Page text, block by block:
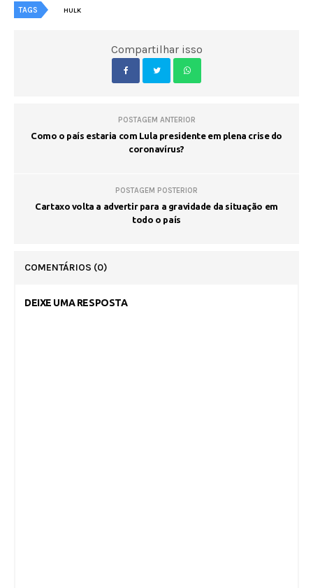
TAGS HULK
Compartilhar isso
POSTAGEM ANTERIOR
Como o país estaria com Lula presidente em plena crise do
coronavírus?
POSTAGEM POSTERIOR
Cartaxo volta a advertir para a gravidade da situação em
todo o país
COMENTÁRIOS (0)
DEIXE UMA RESPOSTA